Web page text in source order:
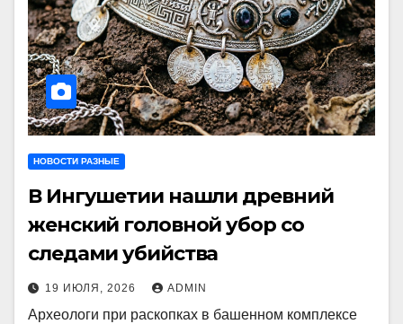
НОВОСТИ РАЗНЫЕ
В Ингушетии нашли древний
женский головной убор со
следами убийства
19 ИЮЛЯ, 2026 ADMIN
Археологи при раскопках в башенном комплексе